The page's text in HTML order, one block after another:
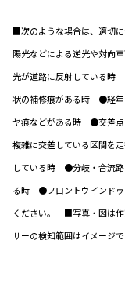
■次のような場合は、適切
陽光などによる逆光や対向
光が道路に反射している時
状の補修痕がある時 ●経年
ヤ痕などがある時 ●交差点
複雑に交差している区間を
している時 ●分岐・合流
る時 ●フロントウインドゥ
ください。 ■写真・図は
サーの検知範囲はイメージで